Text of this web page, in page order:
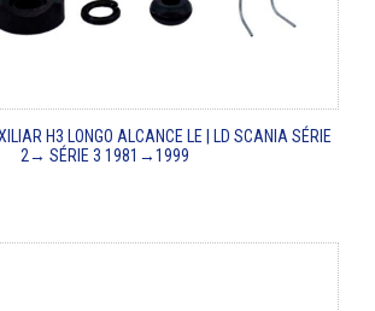
H3 LONGO ALCANCE LE | LD SCANIA SÉRIE
2→ SÉRIE 3 1981→1999